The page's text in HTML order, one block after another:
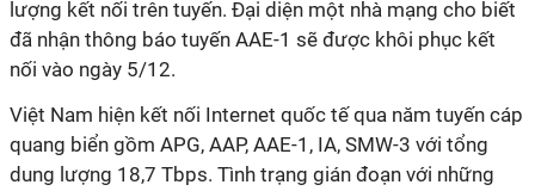
lượng kết nối trên tuyến. Đại diện một nhà mạng cho biết
đã nhận thông báo tuyến AAE-1 sẽ được khôi phục kết
nối vào ngày 5/12.
Việt Nam hiện kết nối Internet quốc tế qua năm tuyến cáp
quang biển gồm APG, AAP, AAE-1, IA, SMW-3 với tổng
dung lượng 18,7 Tbps. Tình trạng gián đoạn với những